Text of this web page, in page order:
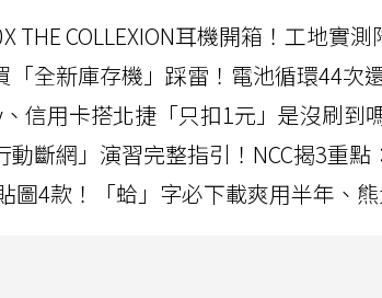
THE COLLEXION耳機開箱！工地實
「全新庫存機」踩雷！電池循環44次
、信用卡搭北捷「只扣1元」是沒刷到
動斷網」演習完整指引！NCC揭3重
圖4款！「蛤」字必下載爽用半年、